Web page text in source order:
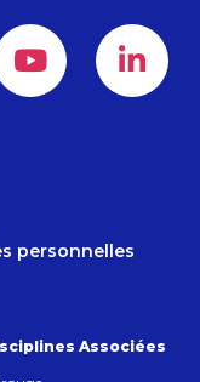
personnelles
Associées